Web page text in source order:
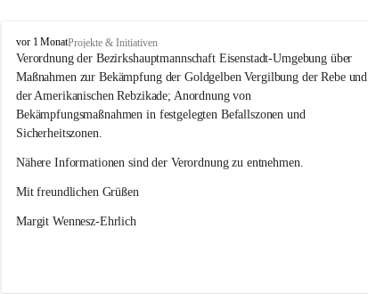
O
s
l
i
p
vor 1 MonatProjekte & Initiativen
Verordnung der Bezirkshauptmannschaft Eisenstadt-Umgebung über
Maßnahmen zur Bekämpfung der Goldgelben Vergilbung der Rebe und
der Amerikanischen Rebzikade; Anordnung von
Bekämpfungsmaßnahmen in festgelegten Befallszonen und
Sicherheitszonen.
Nähere Informationen sind der Verordnung zu entnehmen.
Mit freundlichen Grüßen
Margit Wennesz-Ehrlich